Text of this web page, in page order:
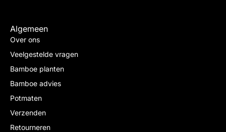
Algemeen
Over ons
Veelgestelde vragen
Bamboe planten
Bamboe advies
Potmaten
Verzenden
Retourneren